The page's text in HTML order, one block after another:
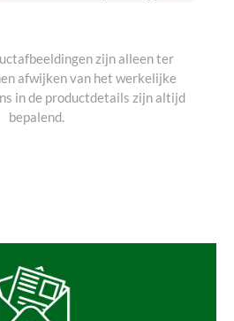
zijn alleen ter
afwijken van het werkelijke
in de productdetails zijn altijd
bepalend.